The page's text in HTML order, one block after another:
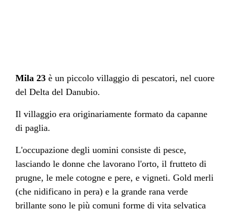
Mila 23 è un piccolo villaggio di pescatori, nel cuore
del Delta del Danubio.
Il villaggio era originariamente formato da capanne
di paglia.
L'occupazione degli uomini consiste di pesce,
lasciando le donne che lavorano l'orto, il frutteto di
prugne, le mele cotogne e pere, e vigneti. Gold merli
(che nidificano in pera) e la grande rana verde
brillante sono le più comuni forme di vita selvatica